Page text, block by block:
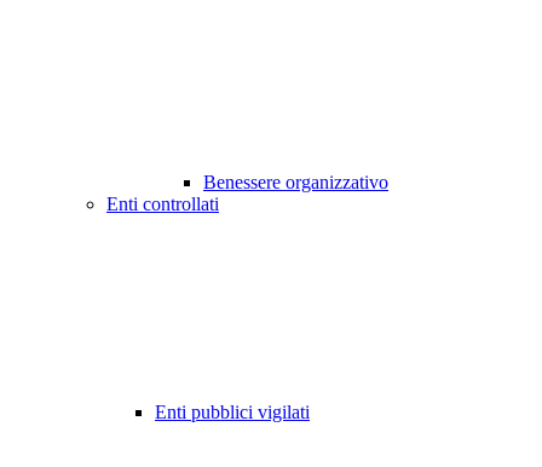
Benessere organizzativo
Enti controllati
Enti pubblici vigilati